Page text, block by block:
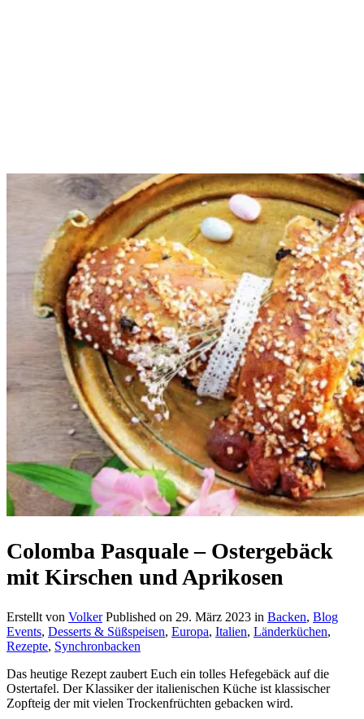
Colomba Pasquale – Ostergebäck
mit Kirschen und Aprikosen
Erstellt von Volker Published on 29. März 2023 in Backen, Blog
Events, Desserts & Süßspeisen, Europa, Italien, Länderküchen,
Rezepte, Synchronbacken
Das heutige Rezept zaubert Euch ein tolles Hefegebäck auf die
Ostertafel. Der Klassiker der italienischen Küche ist klassischer
Zopfteig der mit vielen Trockenfrüchten gebacken wird.